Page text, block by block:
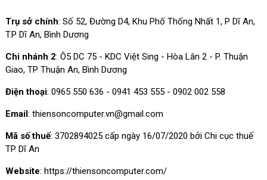
Trụ sở chính: Số 52, Đường D4, Khu Phố Thống Nhất 1, P Dĩ An,
T.P Dĩ An, Bình Dương
Chi nhánh 2: Ô5 DC 75 - KDC Việt Sing - Hòa Lân 2 - P. Thuận
Giao, TP Thuận An, Bình Dương
Điện thoại: 0965 550 636 - 0941 453 555 - 0902 002 558
Email: thiensoncomputer.vn@gmail.com
Mã số thuế: 3702894025 cấp ngày 16/07/2020 bởi Chi cục thuế
TP Dĩ An
Website: https://thiensoncomputer.com/